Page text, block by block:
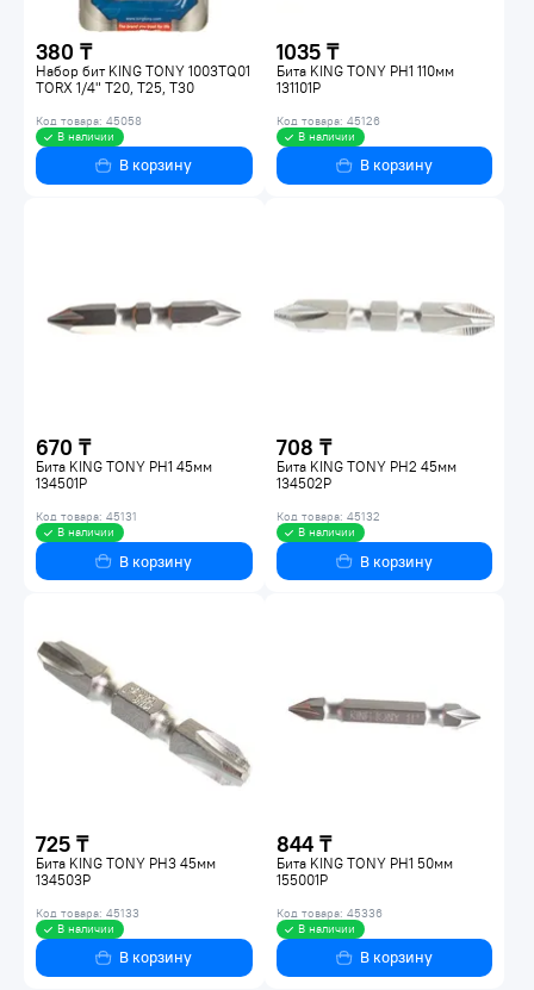
380 ₸
Набор бит KING TONY 1003TQ01
TORX 1/4" T20, T25, T30
Код товара: 45058
В наличии
В корзину
1035 ₸
Бита KING TONY PH1 110мм
131101P
Код товара: 45126
В наличии
В корзину
670 ₸
Бита KING TONY PH1 45мм
134501P
Код товара: 45131
В наличии
В корзину
708 ₸
Бита KING TONY PH2 45мм
134502P
Код товара: 45132
В наличии
В корзину
725 ₸
Бита KING TONY PH3 45мм
134503P
Код товара: 45133
В наличии
В корзину
844 ₸
Бита KING TONY PH1 50мм
155001P
Код товара: 45336
В наличии
В корзину